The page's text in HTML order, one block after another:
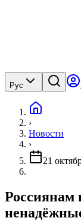
Рус
›
Новости
›
21
Россиянам